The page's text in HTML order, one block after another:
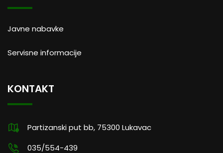
Javne nabavke
Servisne informacije
KONTAKT
Partizanski put bb, 75300 Lukavac
035/554-439